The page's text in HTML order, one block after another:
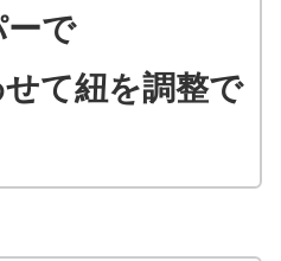
で
て紐を調整で